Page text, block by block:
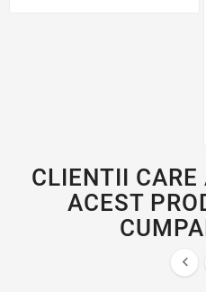
CLIENTII
ACEST
